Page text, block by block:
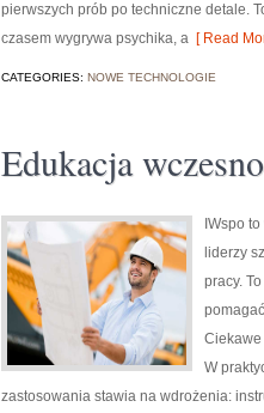
pierwszych prób po techniczne detale.
czasem wygrywa psychika, a [ Read
CATEGORIES: NOWE TECHNOLOGIE
Edukacja
IWspo
liderzy
pracy.
Ciekawe
W
zastosowania stawia na wdrożenia: